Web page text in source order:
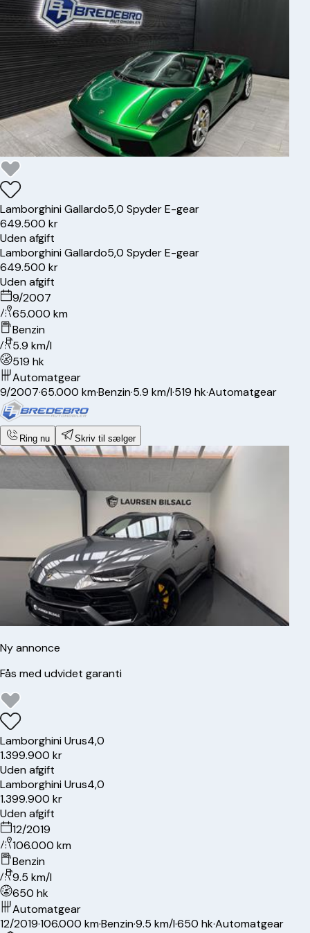
LamborghiniGallardo5,0 Spyder E-gear
649.500 kr
Uden afgift
LamborghiniGallardo5,0 Spyder E-gear
649.500 kr
Uden afgift
9/2007
65.000 km
Benzin
5.9 km/l
519 hk
Automatgear
9/2007·65.000 km·Benzin·5.9 km/l·519 hk·Automatgear
Ring nu Skriv til sælger
Ny annonce
Fås med udvidet garanti
LamborghiniUrus4,0
1.399.900 kr
Uden afgift
LamborghiniUrus4,0
1.399.900 kr
Uden afgift
12/2019
106.000 km
Benzin
9.5 km/l
650 hk
Automatgear
12/2019·106.000 km·Benzin·9.5 km/l·650 hk·Automatgear